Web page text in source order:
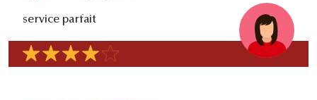
service parfait